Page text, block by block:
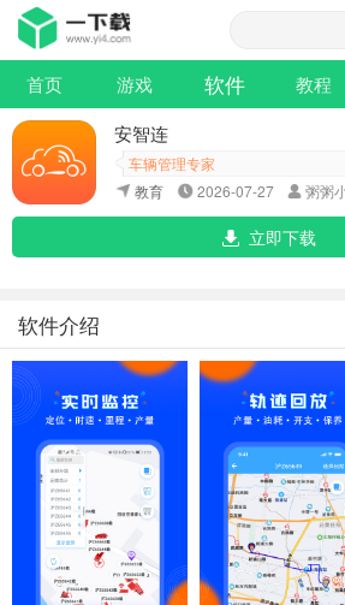
首页 游戏 软件 教程
安智连
车辆管理专家
教育
2026-07-27 粥粥
立即下载
软件介绍